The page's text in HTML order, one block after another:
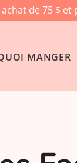
de 75 $ et
MANGER